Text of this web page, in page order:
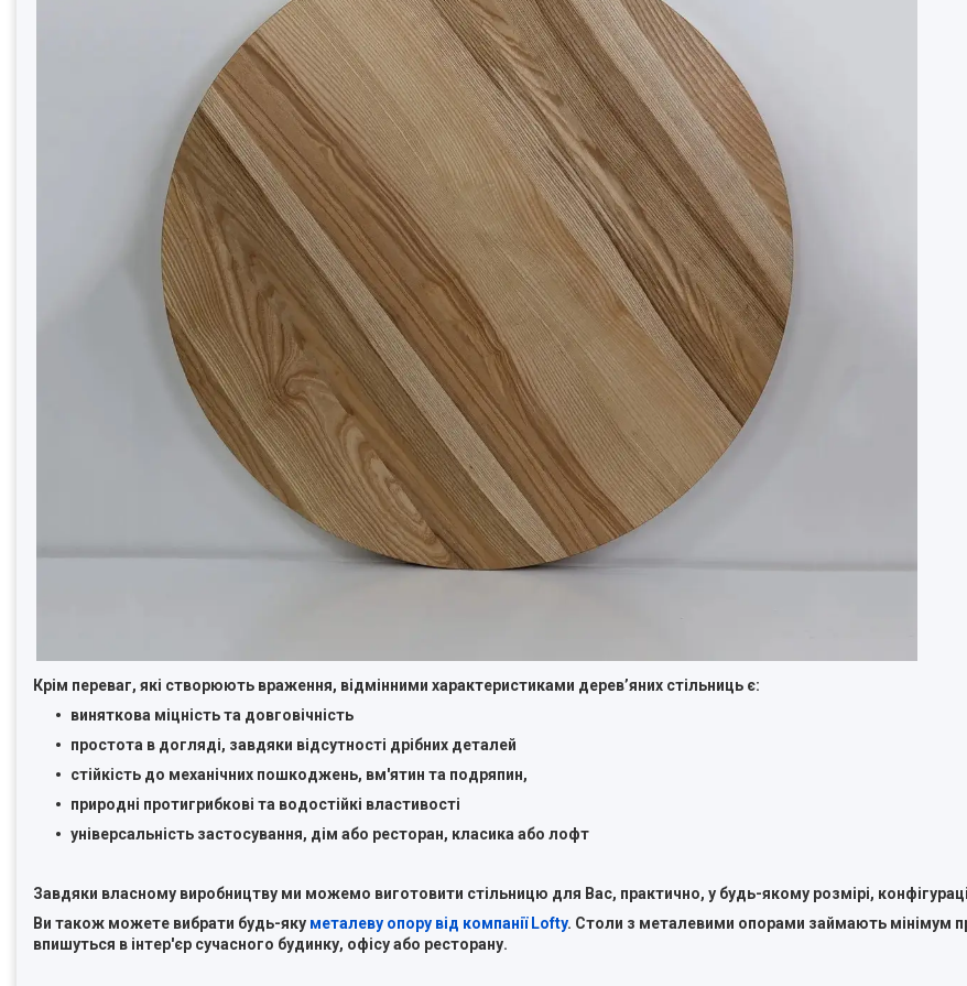
Крім переваг, які створюють враження, відмінними характеристиками деревʼяних стільниць є:
виняткова міцність та довговічність
простота в догляді, завдяки відсутності дрібних деталей
стійкість до механічних пошкоджень, вм'ятин та подряпин,
природні протигрибкові та водостійкі властивості
універсальність застосування, дім або ресторан, класика або лофт
Завдяки власному виробництву ми можемо виготовити стільницю для Вас, практично, у будь-якому розмірі,
Ви також можете вибрати будь-яку металеву опору від компанії Lofty. Столи з металевими опорами займають мінімум
впишуться в інтер'єр сучасного будинку, офісу або ресторану.